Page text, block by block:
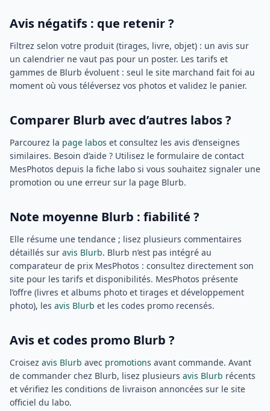
Avis négatifs : que retenir ?
Filtrez selon votre produit (tirages, livre, objet) : un avis sur
un calendrier ne vaut pas pour un poster. Les tarifs et
gammes de Blurb évoluent : seul le site marchand fait foi au
moment où vous téléversez vos photos et validez le panier.
Comparer Blurb avec d’autres labos ?
Parcourez la page labos et consultez les avis d’enseignes
similaires. Besoin d’aide ? Utilisez le formulaire de contact
MesPhotos depuis la fiche labo si vous souhaitez signaler une
promotion ou une erreur sur la page Blurb.
Note moyenne Blurb : fiabilité ?
Elle résume une tendance ; lisez plusieurs commentaires
détaillés sur avis Blurb. Blurb n’est pas intégré au
comparateur de prix MesPhotos : consultez directement son
site pour les tarifs et disponibilités. MesPhotos présente
l’offre (livres et albums photo et tirages et développement
photo), les avis Blurb et les codes promo recensés.
Avis et codes promo Blurb ?
Croisez avis Blurb avec promotions avant commande. Avant
de commander chez Blurb, lisez plusieurs avis Blurb récents
et vérifiez les conditions de livraison annoncées sur le site
officiel du labo.